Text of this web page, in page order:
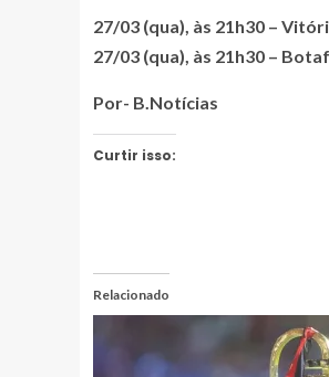
27/03 (qua), às 21h30 –
27/03 (qua), às 21h30 –
Por- B.Notícias
Curtir isso:
Relacionado